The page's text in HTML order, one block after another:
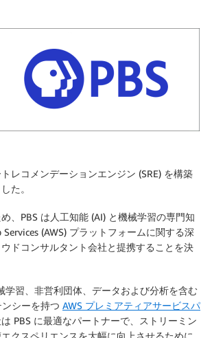
レコメンデーションエンジン (SRE) を構築
た。
、PBS は人工知能 (AI) と機械学習の専門知
(AWS) プラットフォームに関する深
ドコンサルタント会社と提携することを決
学習、非営利団体、データおよび分析を含む
シーを持つ AWS プレミアティアサービスパ
PBS に最適なパートナーで、ストリーミン
クスペリエンスを大幅に向上させるために